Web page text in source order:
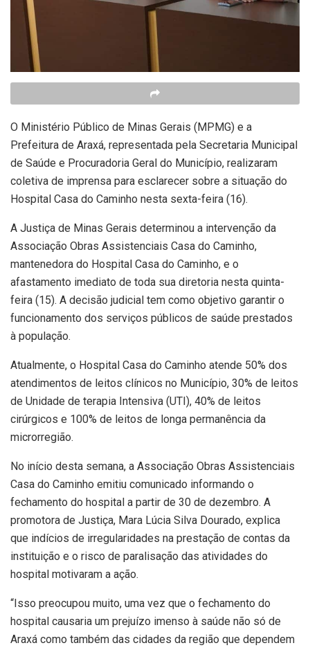
O Ministério Público de Minas Gerais (MPMG) e a
Prefeitura de Araxá, representada pela Secretaria Municipal
de Saúde e Procuradoria Geral do Município, realizaram
coletiva de imprensa para esclarecer sobre a situação do
Hospital Casa do Caminho nesta sexta-feira (16).
A Justiça de Minas Gerais determinou a intervenção da
Associação Obras Assistenciais Casa do Caminho,
mantenedora do Hospital Casa do Caminho, e o
afastamento imediato de toda sua diretoria nesta quinta-
feira (15). A decisão judicial tem como objetivo garantir o
funcionamento dos serviços públicos de saúde prestados
à população.
Atualmente, o Hospital Casa do Caminho atende 50% dos
atendimentos de leitos clínicos no Município, 30% de leitos
de Unidade de terapia Intensiva (UTI), 40% de leitos
cirúrgicos e 100% de leitos de longa permanência da
microrregião.
No início desta semana, a Associação Obras Assistenciais
Casa do Caminho emitiu comunicado informando o
fechamento do hospital a partir de 30 de dezembro. A
promotora de Justiça, Mara Lúcia Silva Dourado, explica
que indícios de irregularidades na prestação de contas da
instituição e o risco de paralisação das atividades do
hospital motivaram a ação.
“Isso preocupou muito, uma vez que o fechamento do
hospital causaria um prejuízo imenso à saúde não só de
Araxá como também das cidades da região que dependem